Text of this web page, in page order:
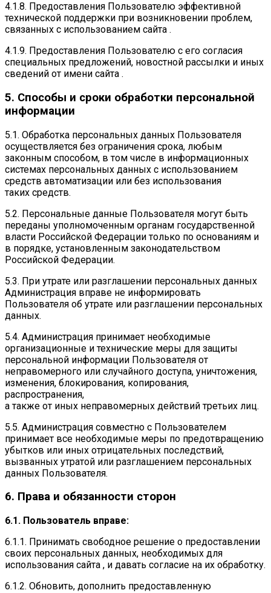
4.1.8. Предоставления Пользователю эффективной
технической поддержки при возникновении проблем,
связанных с использованием сайта .
4.1.9. Предоставления Пользователю с его согласия
специальных предложений, новостной рассылки и иных
сведений от имени сайта .
5. Способы и сроки обработки персональной
информации
5.1. Обработка персональных данных Пользователя
осуществляется без ограничения срока, любым
законным способом, в том числе в информационных
системах персональных данных с использованием
средств автоматизации или без использования
таких средств.
5.2. Персональные данные Пользователя могут быть
переданы уполномоченным органам государственной
власти Российской Федерации только по основаниям и
в порядке, установленным законодательством
Российской Федерации.
5.3. При утрате или разглашении персональных данных
Администрация вправе не информировать
Пользователя об утрате или разглашении персональных
данных.
5.4. Администрация принимает необходимые
организационные и технические меры для защиты
персональной информации Пользователя от
неправомерного или случайного доступа, уничтожения,
изменения, блокирования, копирования,
распространения,
а также от иных неправомерных действий третьих лиц.
5.5. Администрация совместно с Пользователем
принимает все необходимые меры по предотвращению
убытков или иных отрицательных последствий,
вызванных утратой или разглашением персональных
данных Пользователя.
6. Права и обязанности сторон
6.1. Пользователь вправе:
6.1.1. Принимать свободное решение о предоставлении
своих персональных данных, необходимых для
использования сайта , и давать согласие на их обработку.
6.1.2. Обновить, дополнить предоставленную